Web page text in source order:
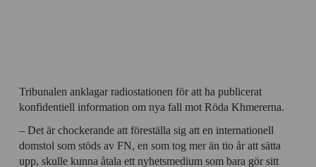
Tribunalen anklagar radiostationen för att ha publicerat
konfidentiell information om nya fall mot Röda Khmererna.
– Det är chockerande att föreställa sig att en internationell
domstol som stöds av FN, en som tog mer än tio år att sätta
upp, skulle kunna åtala ett nyhetsmedium som bara gör sitt